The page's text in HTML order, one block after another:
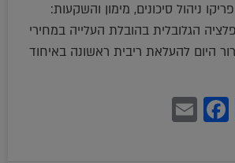
ניהול סיכונים, מימון והשקעות:
הגלובלית בהובלת העלייה במחירי
היום להעלאת ריבית ראשונה באיחוד
Telegram
Facebook